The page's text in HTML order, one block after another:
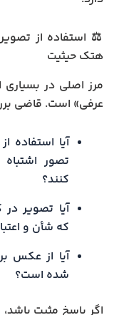
⚖️ استفاده از
هتک حیثیت
مرز اصلی در بسیاری
عرفی» است. قاضی
آیا
تصور
کنند؟
آیا تصویر
که شأن و
آیا از عکس
شده است؟
اگر پاسخ مثبت